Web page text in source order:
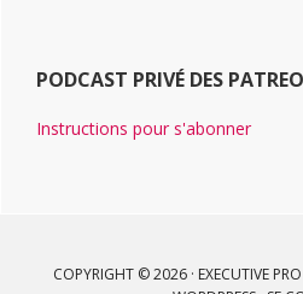
PODCAST PRIVÉ DES
Instructions pour s'abonner
COPYRIGHT © 2026 · EXECUTIVE PRO